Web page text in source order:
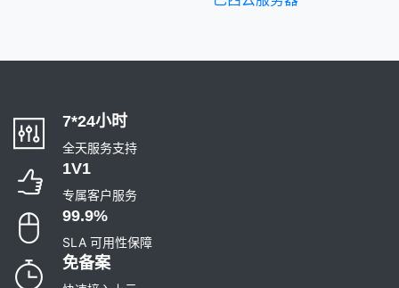
7*24小时
全天服务支持
1V1
专属客户服务
99.9%
SLA 可用性保障
免备案